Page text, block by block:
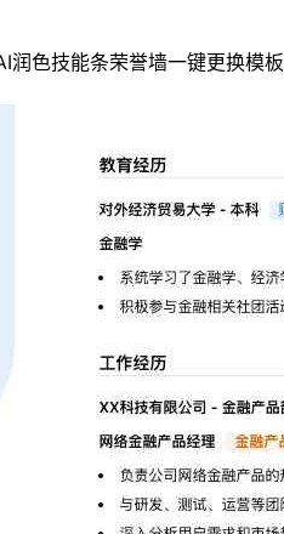
润色技能条荣誉墙一键更换模板